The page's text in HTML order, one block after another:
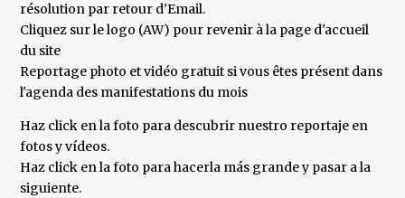
résolution par retour d'Email.
Cliquez sur le logo (AW) pour revenir à la page d'accueil
du site
Reportage photo et vidéo gratuit si vous êtes présent dans
l'agenda des manifestations du mois
Haz click en la foto para descubrir nuestro reportaje en
fotos y vídeos.
Haz click en la foto para hacerla más grande y pasar a la
siguiente.